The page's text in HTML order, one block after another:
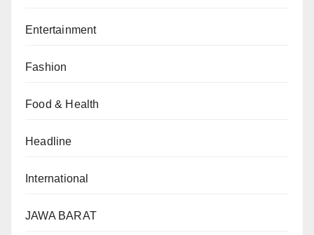
Entertainment
Fashion
Food & Health
Headline
International
JAWA BARAT